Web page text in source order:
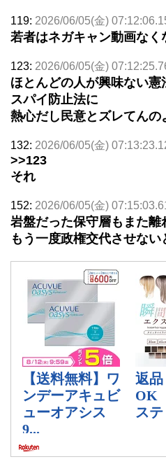
119: 2026/06/05(金)
若者はネガキャン動画なく
123: 2026/06/05(金)
ほとんどの人が興味ない
スパイ防止法に
熱心だし民意とズレてんの
132: 2026/06/05(金)
>>123
それ
152: 2026/06/05(金)
岩盤だった保守層もまた離
もう一度政権交代させな